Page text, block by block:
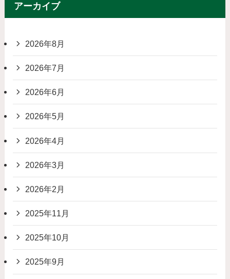
アーカイブ
2026年8月
2026年7月
2026年6月
2026年5月
2026年4月
2026年3月
2026年2月
2025年11月
2025年10月
2025年9月